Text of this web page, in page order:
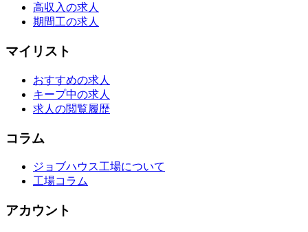
高収入の求人
期間工の求人
マイリスト
おすすめの求人
キープ中の求人
求人の閲覧履歴
コラム
ジョブハウス工場について
工場コラム
アカウント